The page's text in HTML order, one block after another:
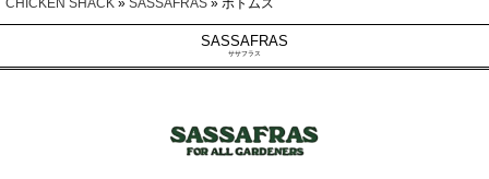
CHICKEN SHACK » SASSAFRAS » ボトムス
SASSAFRAS
ササフラス